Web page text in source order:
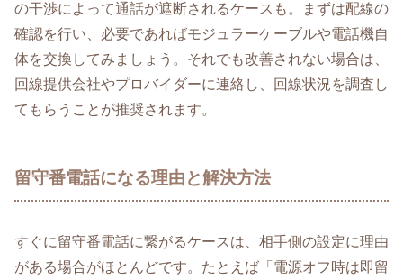
の干渉によって通話が遮断されるケースも。まずは配線の
確認を行い、必要であればモジュラーケーブルや電話機自
体を交換してみましょう。それでも改善されない場合は、
回線提供会社やプロバイダーに連絡し、回線状況を調査し
てもらうことが推奨されます。
留守番電話になる理由と解決方法
すぐに留守番電話に繋がるケースは、相手側の設定に理由
がある場合がほとんどです。たとえば「電源オフ時は即留